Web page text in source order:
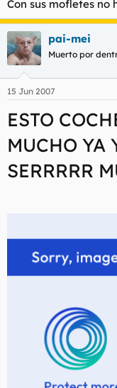
Con sus mofletes
pai-mei
Muerto por
15 Jun 2007
ESTO
MUCHO YA
SERRRRR